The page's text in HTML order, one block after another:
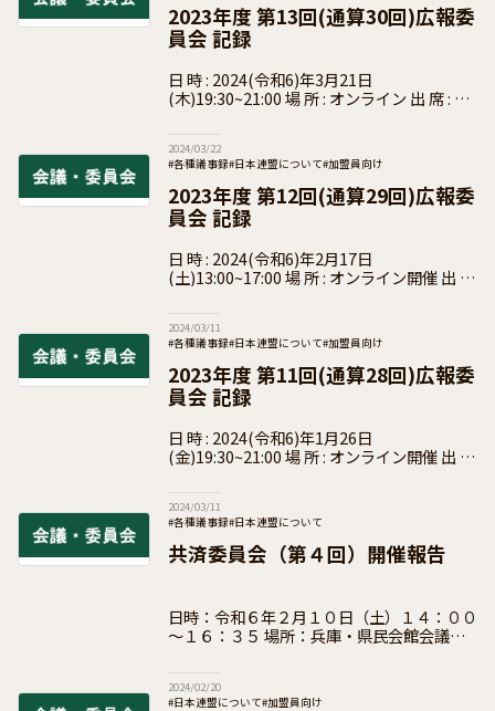
2023年度 第13回(通算30回)広報委
員会 記録
日 時 : 2024(令和6)年3月21日
(木)19:30~21:00 場 所 : オンライン 出 席 : 磯
2024/03/22
#各種議事録#日本連盟について#加盟員向け
2023年度 第12回(通算29回)広報委
員会 記録
日 時 : 2024(令和6)年2月17日
(土)13:00~17:00 場 所 : オンライン開催 出 席
2024/03/11
#各種議事録#日本連盟について#加盟員向け
2023年度 第11回(通算28回)広報委
員会 記録
日 時 : 2024(令和6)年1月26日
(金)19:30~21:00 場 所 : オンライン開催 出 席
2024/03/11
#各種議事録#日本連盟について
共済委員会（第４回）開催報告
日時：令和６年２月１０日（土）１４：００
～１６：３５ 場所：兵庫・県民会館会議室
０２４年度安全促進フォーラ
2024/02/20
#日本連盟について#加盟員向け